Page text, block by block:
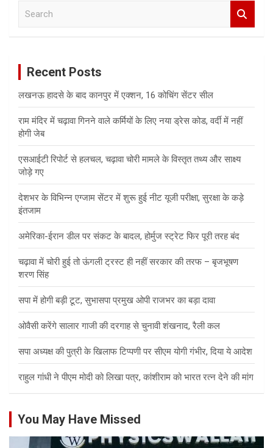
Recent Posts
लखनऊ हादसे के बाद कानपुर में एक्शन, 16 कोचिंग सेंटर सील
राम मंदिर में चढ़ावा गिनने वाले कर्मियों के लिए नया ड्रेस कोड, वर्दी में नहीं
होगी जेब
एसआईटी रिपोर्ट से हलचल, चढ़ावा चोरी मामले के विस्तृत तथ्य और साक्ष्य
जोड़े गए
देशभर के विभिन्न एग्जाम सेंटर में शुरू हुई नीट यूजी परीक्षा, सुरक्षा के कड़े
इंतजाम
अमेरिका-ईरान डील पर संकट के बादल, होर्मुज स्ट्रेट फिर पूरी तरह बंद
चढ़ावा में चोरी हुई तो ऊंगली ट्रस्ट ही नहीं सरकार की तरफ – बृजभूषण
शरण सिंह
सपा में होगी बड़ी टूट, सुभासपा प्रमुख ओपी राजभर का बड़ा दावा
ओवैसी करेंगे सालार गाजी की दरगाह से चुनावी शंखनाद, रैली कल
सपा अध्यक्ष की पुत्री के खिलाफ टिप्पणी पर सीएम योगी गंभीर, दिया ये आदेश
राहुल गांधी ने पीएम मोदी को लिखा पत्र, कांशीराम को भारत रत्न देने की मांग
You May Have Missed